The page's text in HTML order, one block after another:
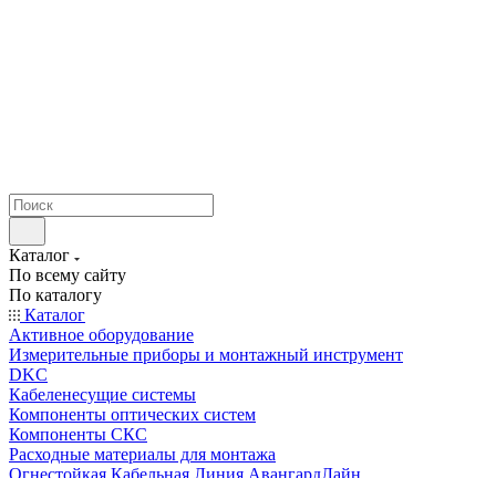
Каталог
По всему сайту
По каталогу
Каталог
Активное оборудование
Измерительные приборы и монтажный инструмент
DKC
Кабеленесущие системы
Компоненты оптических систем
Компоненты СКС
Расходные материалы для монтажа
Огнестойкая Кабельная Линия АвангардЛайн